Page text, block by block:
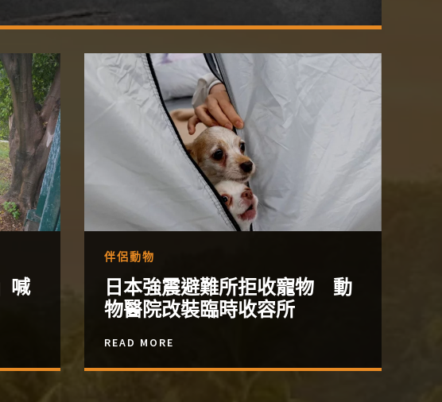
喊
伴侶動物
日本強震避難所拒收寵物 動
物醫院改裝臨時收容所
READ MORE